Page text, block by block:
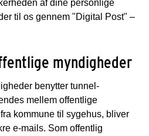
af dine personlige
til os gennem "Digital Post" –
myndigheder
benytter tunnel-
mellem offentlige
kommune til sygehus, bliver
e-mails. Som offentlig